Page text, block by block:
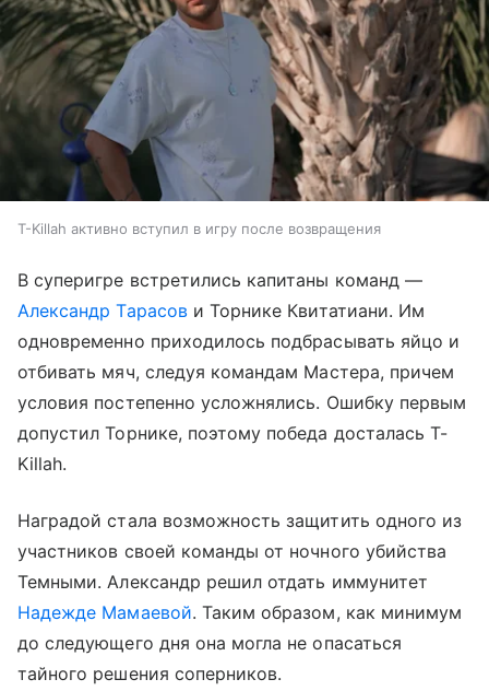
T-Killah активно вступил в игру после возвращения
В суперигре встретились капитаны команд —
Александр Тарасови Торнике Квитатиани. Им
одновременно приходилось подбрасывать яйцо и
отбивать мяч, следуя командам Мастера, причем
условия постепенно усложнялись. Ошибку первым
допустил Торнике, поэтому победа досталась T-
Killah.
Наградой стала возможность защитить одного из
участников своей команды от ночного убийства
Темными. Александр решил отдать иммунитет
Надежде Мамаевой. Таким образом, как минимум
до следующего дня она могла не опасаться
тайного решения соперников.